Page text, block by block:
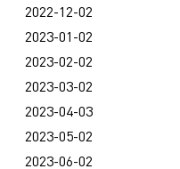
2022-12-02
2023-01-02
2023-02-02
2023-03-02
2023-04-03
2023-05-02
2023-06-02